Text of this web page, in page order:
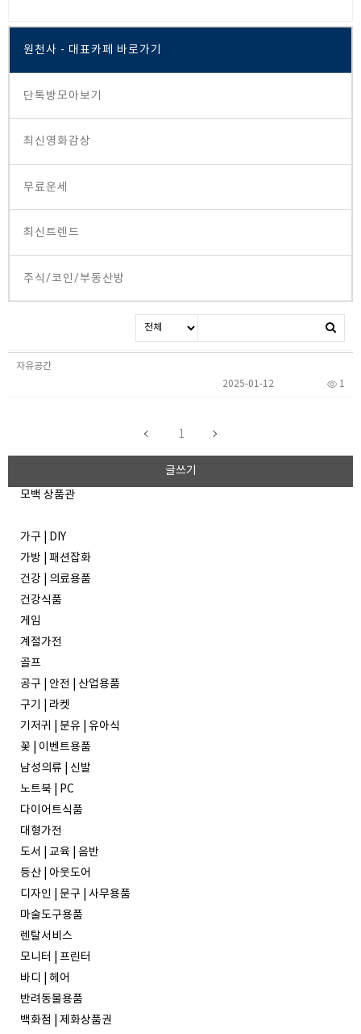
원천사 - 대표카페 바로가기
단톡방모아보기
최신영화감상
무료운세
최신트렌드
주식/코인/부동산방
자유공간
1
2025-01-12
1
글쓰기
모백 상품관
가구 | DIY
가방 | 패션잡화
건강 | 의료용품
건강식품
게임
계절가전
골프
공구 | 안전 | 산업용품
구기 | 라켓
기저귀 | 분유 | 유아식
꽃 | 이벤트용품
남성의류 | 신발
노트북 | PC
다이어트식품
대형가전
도서 | 교육 | 음반
등산 | 아웃도어
디자인 | 문구 | 사무용품
마술도구용품
렌탈서비스
모니터 | 프린터
바디 | 헤어
반려동물용품
백화점 | 제화상품권